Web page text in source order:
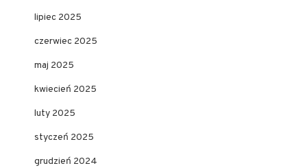
lipiec 2025
czerwiec 2025
maj 2025
kwiecień 2025
luty 2025
styczeń 2025
grudzień 2024